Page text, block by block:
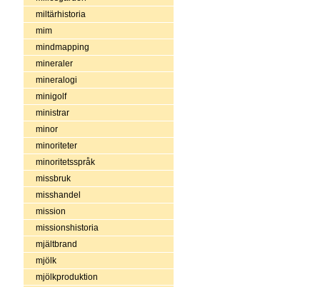
miltärhistoria
mim
mindmapping
mineraler
mineralogi
minigolf
ministrar
minor
minoriteter
minoritetsspråk
missbruk
misshandel
mission
missionshistoria
mjältbrand
mjölk
mjölkproduktion